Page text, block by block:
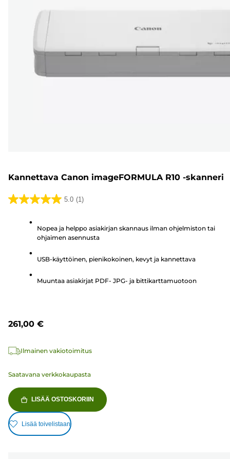
Kannettava Canon imageFORMULA R10 -skanneri
5.0 (1)
5.0/5
arvostelu
Nopea ja helppo asiakirjan skannaus ilman ohjelmiston tai
ohjaimen asennusta
USB-käyttöinen, pienikokoinen, kevyt ja kannettava
Muuntaa asiakirjat PDF- JPG- ja bittikarttamuotoon
261,00 €
Ilmainen vakiotoimitus
Saatavana verkkokaupasta
LISÄÄ OSTOSKORIIN
Lisää toivelistaan